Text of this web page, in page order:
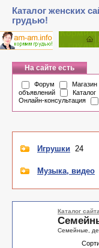
Каталог женских
грудью!
На сайте есть
Форум Магазин
объявлений
Каталог
Онлайн-консультация
Игрушки 24
Музыка, видео
Каталог
Семейные,